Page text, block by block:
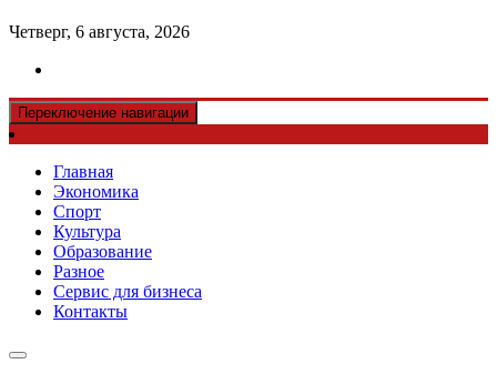
Четверг, 6 августа, 2026
Переключение навигации
Главная
Экономика
Спорт
Культура
Образование
Разное
Сервис для бизнеса
Контакты